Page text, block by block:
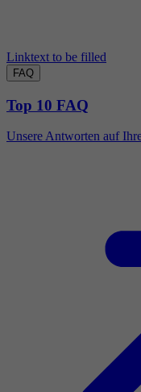
Linktext to be filled
FAQ
Top 10 FAQ
Unsere Antworten auf